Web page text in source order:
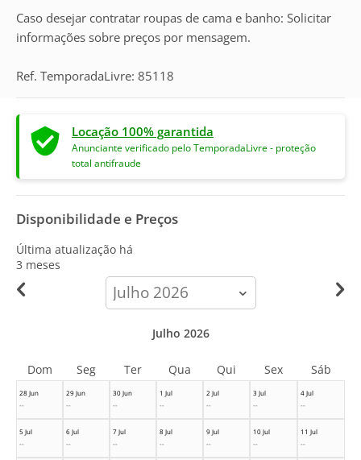
Caso desejar contratar roupas de cama e banho: Solicitar
informações sobre preços por mensagem.
Ref. TemporadaLivre: 85118
Locação 100% garantida
Anunciante verificado pelo TemporadaLivre - proteção
total antifraude
Disponibilidade e Preços
Última atualização há
3 meses
calendar-
month
28 Jun
--
29 Jun
--
30 Jun
--
1 Jul
--
2 Jul
--
3 Jul
--
4 Jul
--
5 Jul
--
6 Jul
--
7 Jul
--
8 Jul
--
9 Jul
--
10 Jul
--
11 Jul
--
Julho 2026
Dom Seg Ter Qua Qui Sex Sáb